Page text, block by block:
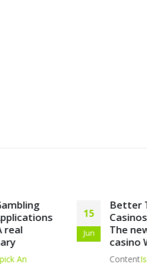
15
Better The fresh
Casinos Will get
The newest
casino Websites
Is actually